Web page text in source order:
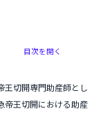
目次を開く
切開専門助産師とし
帝王切開における助産